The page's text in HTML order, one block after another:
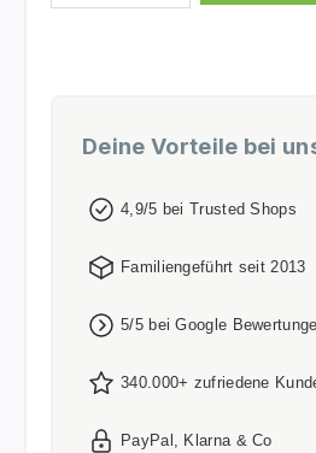
Deine Vorteile bei
4,9/5 bei Trusted Shops
Familiengeführt seit 2013
5/5 bei Google
340.000+ zufriedene
PayPal, Klarna & Co